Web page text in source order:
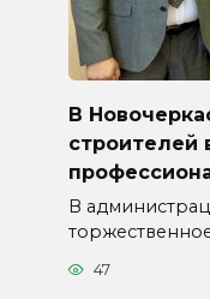
В
строителей
В
47